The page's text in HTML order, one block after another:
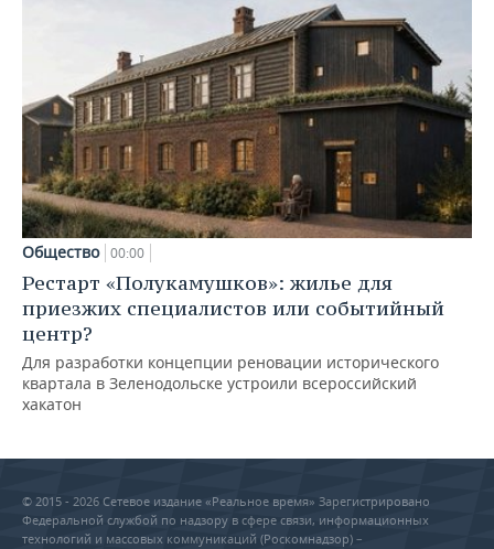
Общество 00:00
Рестарт «Полукамушков»: жилье для
приезжих специалистов или событийный
центр?
Для разработки концепции реновации исторического
квартала в Зеленодольске устроили всероссийский
хакатон
© 2015 - 2026 Сетевое издание «Реальное время» Зарегистрировано
Федеральной службой по надзору в сфере связи, информационных
технологий и массовых коммуникаций (Роскомнадзор) –